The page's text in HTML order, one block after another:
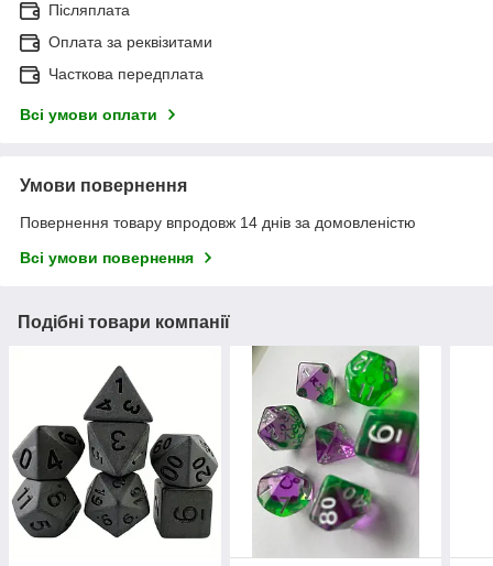
Післяплата
Оплата за реквізитами
Часткова передплата
Всі умови оплати
Умови повернення
Повернення товару впродовж 14 днів за домовленістю
Всі умови повернення
Подібні товари компанії